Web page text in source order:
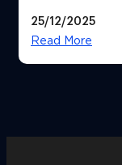
25/12/2025
Read More